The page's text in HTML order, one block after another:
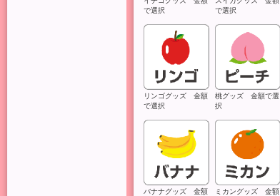
で選択
で選択
リンゴグッズ 金額
で選択
桃グッズ 金額で選
択
バナナグッズ 金額
ミカングッズ 金額